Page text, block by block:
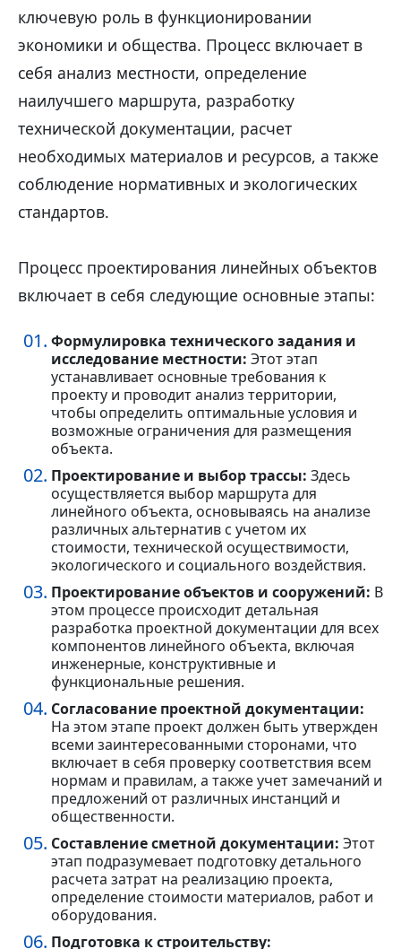
ключевую роль в функционировании
экономики и общества. Процесс включает в
себя анализ местности, определение
наилучшего маршрута, разработку
технической документации, расчет
необходимых материалов и ресурсов, а также
соблюдение нормативных и экологических
стандартов.
Процесс проектирования линейных объектов
включает в себя следующие основные этапы:
Формулировка технического задания и
исследование местности: Этот этап
устанавливает основные требования к
проекту и проводит анализ территории,
чтобы определить оптимальные условия и
возможные ограничения для размещения
объекта.
Проектирование и выбор трассы: Здесь
осуществляется выбор маршрута для
линейного объекта, основываясь на анализе
различных альтернатив с учетом их
стоимости, технической осуществимости,
экологического и социального воздействия.
Проектирование объектов и сооружений: В
этом процессе происходит детальная
разработка проектной документации для всех
компонентов линейного объекта, включая
инженерные, конструктивные и
функциональные решения.
Согласование проектной документации:
На этом этапе проект должен быть утвержден
всеми заинтересованными сторонами, что
включает в себя проверку соответствия всем
нормам и правилам, а также учет замечаний и
предложений от различных инстанций и
общественности.
Составление сметной документации: Этот
этап подразумевает подготовку детального
расчета затрат на реализацию проекта,
определение стоимости материалов, работ и
оборудования.
Подготовка к строительству: